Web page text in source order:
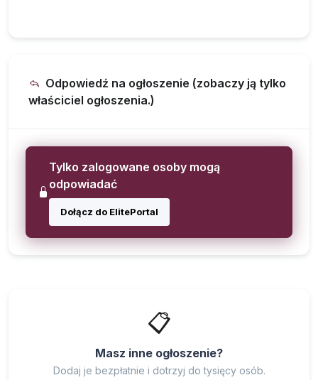
Odpowiedź na ogłoszenie (zobaczy ją tylko
właściciel ogłoszenia.)
Tylko zalogowane osoby mogą
odpowiadać
Dołącz do ElitePortal
📋
Masz inne ogłoszenie?
Dodaj je bezpłatnie i dotrzyj do tysięcy osób.